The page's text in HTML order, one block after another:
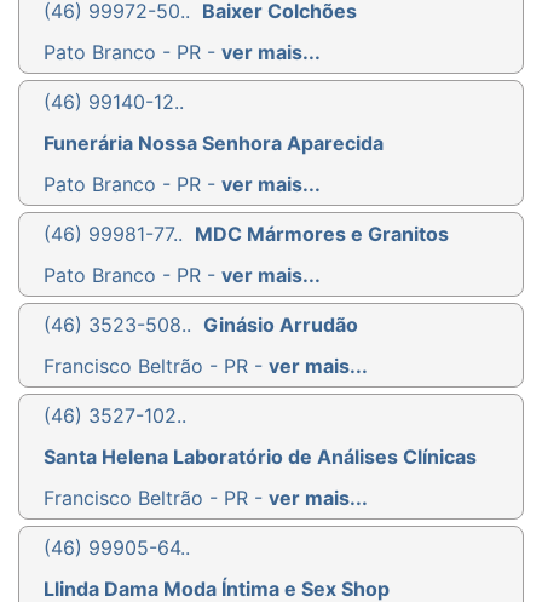
(46) 99972-50.. Baixer Colchões
Pato Branco - PR - ver mais...
(46) 99140-12..
Funerária Nossa Senhora Aparecida
Pato Branco - PR - ver mais...
(46) 99981-77.. MDC Mármores e Granitos
Pato Branco - PR - ver mais...
(46) 3523-508.. Ginásio Arrudão
Francisco Beltrão - PR - ver mais...
(46) 3527-102..
Santa Helena Laboratório de Análises Clínicas
Francisco Beltrão - PR - ver mais...
(46) 99905-64..
Llinda Dama Moda Íntima e Sex Shop